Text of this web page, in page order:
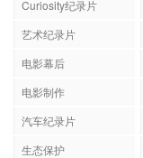
Curiosity纪录片
艺术纪录片
电影幕后
电影制作
汽车纪录片
生态保护